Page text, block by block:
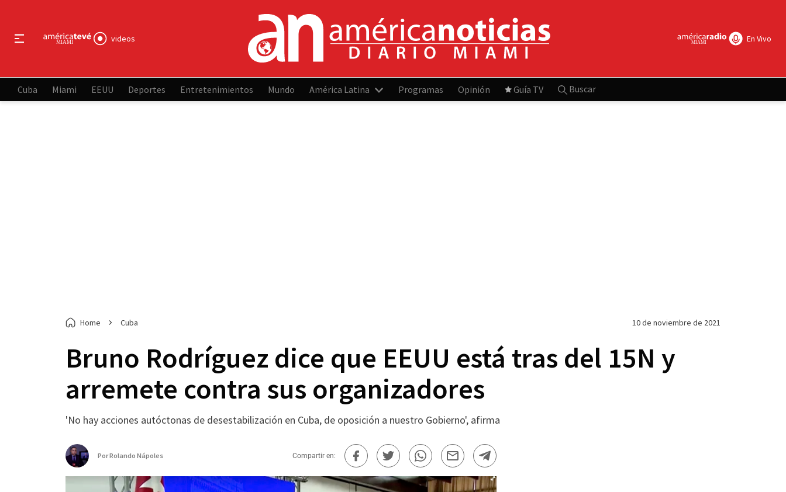
videos En Vivo
Cuba Miami EEUU Deportes Entretenimientos Mundo América Latina Programas Opinión Guía TV Buscar
Home Cuba 10 de noviembre de 2021
Bruno Rodríguez dice que EEUU está tras del 15N y
arremete contra sus organizadores
'No hay acciones autóctonas de desestabilización en Cuba, de oposición a nuestro Gobierno', afirma
PorRolando Nápoles Compartir en: